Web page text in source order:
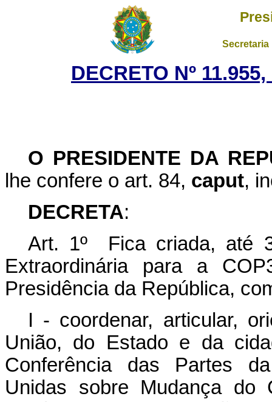
DECRETO Nº
O PRESIDENTE DA
lhe confere o art. 84, caput,
DECRETA:
Art. 1º Fica criada, até
Extraordinária para a
Presidência da República,
I - coordenar, articular,
União, do Estado e da
Conferência das Partes
Unidas sobre Mudança